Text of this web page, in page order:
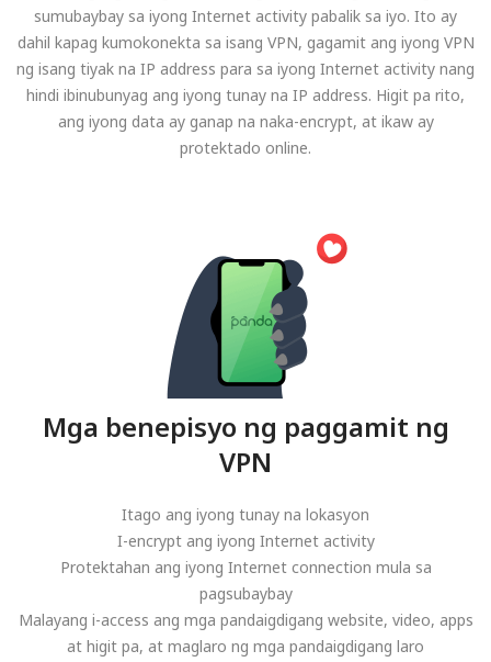
sumubaybay sa iyong Internet activity pabalik sa iyo. Ito ay
dahil kapag kumokonekta sa isang VPN, gagamit ang iyong VPN
ng isang tiyak na IP address para sa iyong Internet activity nang
hindi ibinubunyag ang iyong tunay na IP address. Higit pa rito,
ang iyong data ay ganap na naka-encrypt, at ikaw ay
protektado online.
Mga benepisyo ng paggamit ng
VPN
Itago ang iyong tunay na lokasyon
I-encrypt ang iyong Internet activity
Protektahan ang iyong Internet connection mula sa
pagsubaybay
Malayang i-access ang mga pandaigdigang website, video, apps
at higit pa, at maglaro ng mga pandaigdigang laro